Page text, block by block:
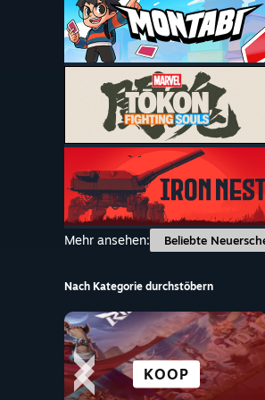
Mehr ansehen:
Beliebte
Nach Kategorie durchstöbern
KOOP
ACTION
VR-TITEL
HORROR